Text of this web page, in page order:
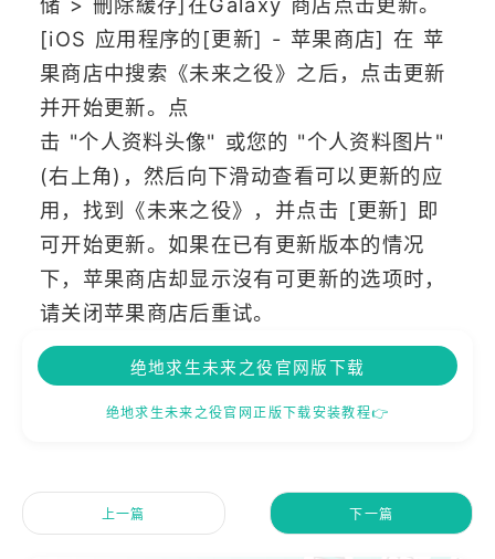
[iOS 应用程序的[更新] - 苹果商店] 在 苹
果商店中搜索《未来之役》之后，点击更新
并开始更新。点
击 "个人资料头像" 或您的 "个人资料图片"
(右上角)，然后向下滑动查看可以更新的应
用，找到《未来之役》，并点击 [更新] 即
可开始更新。如果在已有更新版本的情况
下，苹果商店却显示沒有可更新的选项时，
请关闭苹果商店后重试。
绝地求生未来之役官网版下载
绝地求生未来之役官网正版下载安装教程👉
上一篇 下一篇